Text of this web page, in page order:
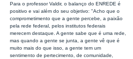
Para o professor Valdir, o balanço do ENREDE é
positivo e vai além do seu objetivo: "Acho que o
comprometimento que a gente percebe, a paixão
pela rede federal, pelos institutos federais
merecem destaque. A gente sabe que é uma rede,
mas quando a gente se junta, a gente vê que é
muito mais do que isso, a gente tem um
sentimento de pertecimento, de comunidade,